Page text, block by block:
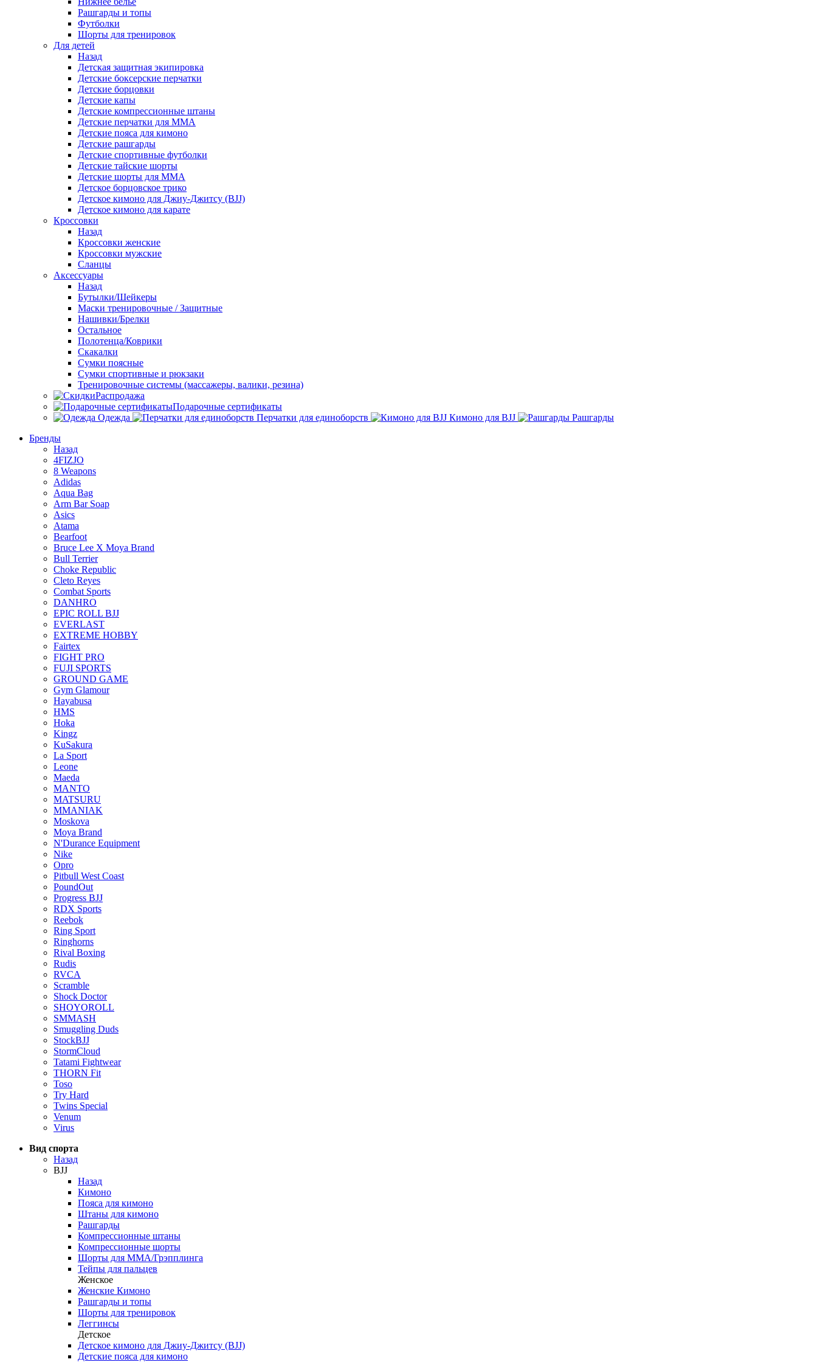
Рашгарды и топы
Футболки
Шорты для тренировок
Для детей
Назад
Детская защитная экипировка
Детские боксерские перчатки
Детские борцовки
Детские капы
Детские компрессионные штаны
Детские перчатки для ММА
Детские пояса для кимоно
Детские рашгарды
Детские спортивные футболки
Детские тайские шорты
Детские шорты для ММА
Детское борцовское трико
Детское кимоно для Джиу-Джитсу (BJJ)
Детское кимоно для карате
Кроссовки
Назад
Кроссовки женские
Кроссовки мужские
Сланцы
Аксессуары
Назад
Бутылки/Шейкеры
Маски тренировочные / Защитные
Нашивки/Брелки
Остальное
Полотенца/Коврики
Скакалки
Сумки поясные
Сумки спортивные и рюкзаки
Тренировочные системы (массажеры, валики, резина)
Распродажа
Подарочные сертификаты
Одежда
Перчатки для единоборств Кимоно для BJJ
Рашгарды
Бренды
Назад
4FIZJO
8 Weapons
Adidas
Aqua Bag
Arm Bar Soap
Asics
Atama
Bearfoot
Bruce Lee X Moya Brand
Bull Terrier
Choke Republic
Cleto Reyes
Combat Sports
DANHRO
EPIC ROLL BJJ
EVERLAST
EXTREME HOBBY
Fairtex
FIGHT PRO
FUJI SPORTS
GROUND GAME
Gym Glamour
Hayabusa
HMS
Hoka
Kingz
KuSakura
La Sport
Leone
Maeda
MANTO
MATSURU
MMANIAK
Moskova
Moya Brand
N'Durance Equipment
Nike
Opro
Pitbull West Coast
PoundOut
Progress BJJ
RDX Sports
Reebok
Ring Sport
Ringhorns
Rival Boxing
Rudis
RVCA
Scramble
Shock Doctor
SHOYOROLL
SMMASH
Smuggling Duds
StockBJJ
StormCloud
Tatami Fightwear
THORN Fit
Toso
Try Hard
Twins Special
Venum
Virus
Вид спорта
Назад
BJJ
Назад
Кимоно
Пояса для кимоно
Штаны для кимоно
Рашгарды
Компрессионные штаны
Компрессионные шорты
Шорты для ММА/Грэпплинга
Тейпы для пальцев
Женское
Женские Кимоно
Рашгарды и топы
Шорты для тренировок
Леггинсы
Детское
Детское кимоно для Джиу-Джитсу (BJJ)
Детские пояса для кимоно